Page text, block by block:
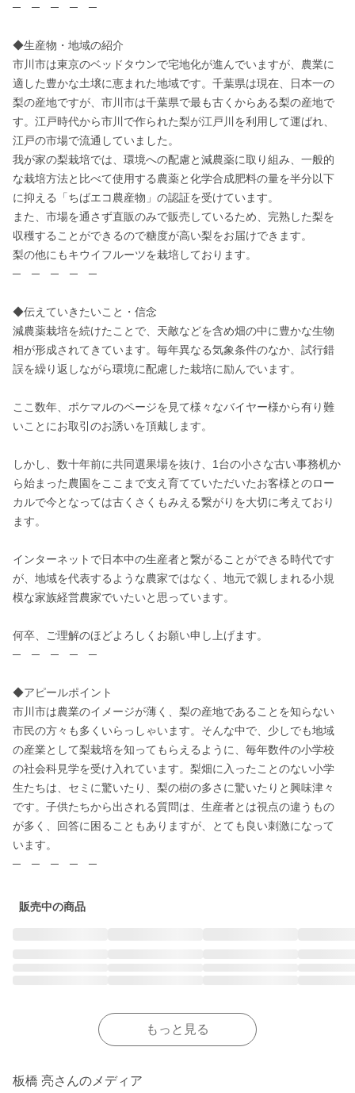
─　─　─　─　─
◆生産物・地域の紹介
市川市は東京のベッドタウンで宅地化が進んでいますが、農業に
適した豊かな土壌に恵まれた地域です。千葉県は現在、日本一の
梨の産地ですが、市川市は千葉県で最も古くからある梨の産地で
す。江戸時代から市川で作られた梨が江戸川を利用して運ばれ、
江戸の市場で流通していました。
我が家の梨栽培では、環境への配慮と減農薬に取り組み、一般的
な栽培方法と比べて使用する農薬と化学合成肥料の量を半分以下
に抑える「ちばエコ農産物」の認証を受けています。
また、市場を通さず直販のみで販売しているため、完熟した梨を
収穫することができるので糖度が高い梨をお届けできます。
梨の他にもキウイフルーツを栽培しております。
─　─　─　─　─
◆伝えていきたいこと・信念
減農薬栽培を続けたことで、天敵などを含め畑の中に豊かな生物
相が形成されてきています。毎年異なる気象条件のなか、試行錯
誤を繰り返しながら環境に配慮した栽培に励んでいます。
ここ数年、ポケマルのページを見て様々なバイヤー様から有り難
いことにお取引のお誘いを頂戴します。
しかし、数十年前に共同選果場を抜け、1台の小さな古い事務机か
ら始まった農園をここまで支え育てていただいたお客様とのロー
カルで今となっては古くさくもみえる繋がりを大切に考えており
ます。
インターネットで日本中の生産者と繋がることができる時代です
が、地域を代表するような農家ではなく、地元で親しまれる小規
模な家族経営農家でいたいと思っています。
何卒、ご理解のほどよろしくお願い申し上げます。
─　─　─　─　─
◆アピールポイント
市川市は農業のイメージが薄く、梨の産地であることを知らない
市民の方々も多くいらっしゃいます。そんな中で、少しでも地域
の産業として梨栽培を知ってもらえるように、毎年数件の小学校
の社会科見学を受け入れています。梨畑に入ったことのない小学
生たちは、セミに驚いたり、梨の樹の多さに驚いたりと興味津々
です。子供たちから出される質問は、生産者とは視点の違うもの
が多く、回答に困ることもありますが、とても良い刺激になって
います。
─　─　─　─　─
販売中の商品
もっと見る
板橋 亮さんのメディア